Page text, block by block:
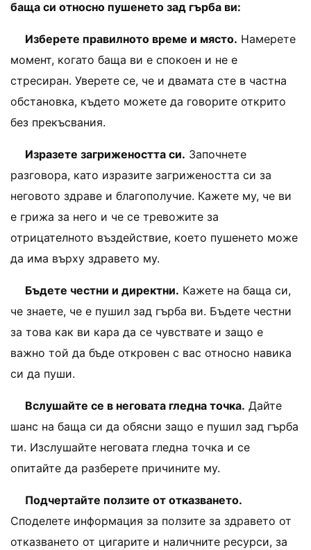
баща си относно пушенето зад гърба ви:
Изберете правилното време и място. Намерете
момент, когато баща ви е спокоен и не е
стресиран. Уверете се, че и двамата сте в частна
обстановка, където можете да говорите открито
без прекъсвания.
Изразете загрижеността си. Започнете
разговора, като изразите загрижеността си за
неговото здраве и благополучие. Кажете му, че ви
е грижа за него и че се тревожите за
отрицателното въздействие, което пушенето може
да има върху здравето му.
Бъдете честни и директни. Кажете на баща си,
че знаете, че е пушил зад гърба ви. Бъдете честни
за това как ви кара да се чувствате и защо е
важно той да бъде откровен с вас относно навика
си да пуши.
Вслушайте се в неговата гледна точка. Дайте
шанс на баща си да обясни защо е пушил зад гърба
ти. Изслушайте неговата гледна точка и се
опитайте да разберете причините му.
Подчертайте ползите от отказването.
Споделете информация за ползите за здравето от
отказването от цигарите и наличните ресурси, за